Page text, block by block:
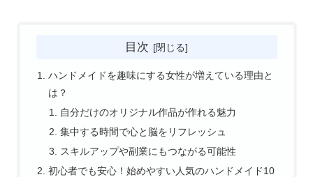
目次
ハンドメイドを趣味にする女性が増えている理由と
は？
自分だけのオリジナル作品が作れる魅力
集中する時間で心と脳をリフレッシュ
スキルアップや副業にもつながる可能性
初心者でも安心！始めやすい人気のハンドメイド10